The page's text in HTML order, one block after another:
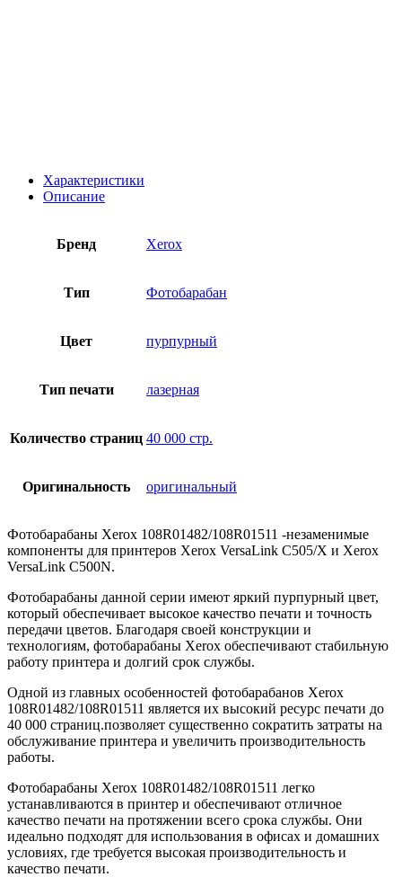
Характеристики
Описание
Бренд Xerox
Тип Фотобарабан
Цвет пурпурный
Тип печати лазерная
Количество страниц 40 000 стр.
Оригинальность оригинальный
Фотобарабаны Xerox 108R01482/108R01511 -незаменимые
компоненты для принтеров Xerox VersaLink C505/X и Xerox
VersaLink C500N.
Фотобарабаны данной серии имеют яркий пурпурный цвет,
который обеспечивает высокое качество печати и точность
передачи цветов. Благодаря своей конструкции и
технологиям, фотобарабаны Xerox обеспечивают стабильную
работу принтера и долгий срок службы.
Одной из главных особенностей фотобарабанов Xerox
108R01482/108R01511 является их высокий ресурс печати до
40 000 страниц.позволяет существенно сократить затраты на
обслуживание принтера и увеличить производительность
работы.
Фотобарабаны Xerox 108R01482/108R01511 легко
устанавливаются в принтер и обеспечивают отличное
качество печати на протяжении всего срока службы. Они
идеально подходят для использования в офисах и домашних
условиях, где требуется высокая производительность и
качество печати.